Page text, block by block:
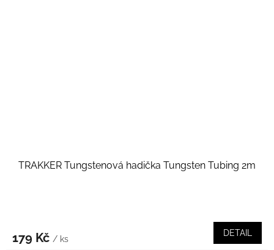
TRAKKER Tungstenová hadička Tungsten Tubing 2m
179 Kč / ks
DETAIL